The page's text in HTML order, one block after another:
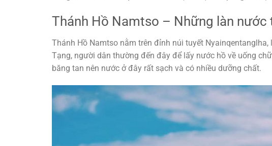
Thánh Hồ Namtso – Những làn nước
Thánh Hồ Namtso nằm trên đỉnh núi tuyết
Tạng, người dân thường đến đây để lấy nước hồ về uống
băng tan nên nước ở đây rất sạch và có nhiều dưỡng chất.